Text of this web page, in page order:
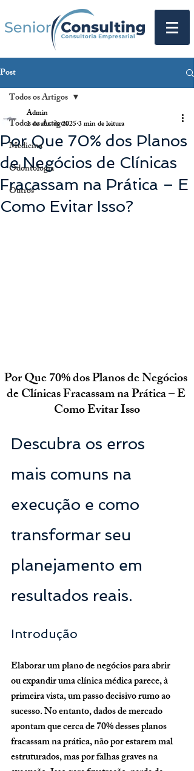
Post
Todos os Artigos
Medicina
Odontologia
Outros
Todos os Artigos
Por Que 70% dos Planos
de Negócios de Clínicas
Fracassam na Prática – E
Como Evitar Isso?
Admin
1 de abr. de 20253 min de leitura
Por Que 70% dos Planos de Negócios
de Clínicas Fracassam na Prática – E
Como Evitar Isso
Descubra os erros
mais comuns na
execução e como
transformar seu
planejamento em
resultados reais.
Introdução
Elaborar um plano de negócios para abrir
ou expandir uma clínica médica parece, à
primeira vista, um passo decisivo rumo ao
sucesso. No entanto, dados de mercado
apontam que cerca de 70% desses planos
fracassam na prática, não por estarem mal
estruturados, mas por falhas graves na